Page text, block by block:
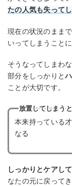
たの人気も失って
現在の状況のまま
いってしまうこと
そうなってしまわ
部分をしっかりと
ことが大切です。
放置してしまう
本来持っている
なる
しっかりとケアし
なたの元に戻って